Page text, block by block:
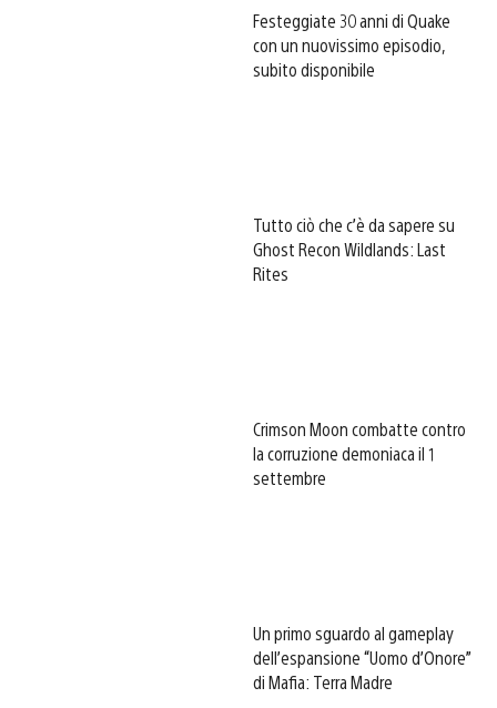
Festeggiate 30 anni di Quake
con un nuovissimo episodio,
subito disponibile
Tutto ciò che c’è da sapere su
Ghost Recon Wildlands: Last
Rites
Crimson Moon combatte contro
la corruzione demoniaca il 1
settembre
Un primo sguardo al gameplay
dell’espansione “Uomo d’Onore”
di Mafia: Terra Madre